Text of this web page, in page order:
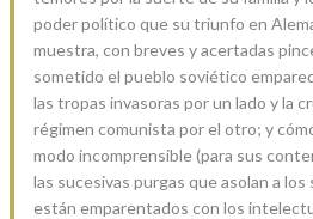
poder político que su triunfo en
muestra, con breves y acertadas
sometido el pueblo soviético
las tropas invasoras por un lado y la
régimen comunista por el otro; y
modo incomprensible (para sus
las sucesivas purgas que asolan a los
están emparentados con los